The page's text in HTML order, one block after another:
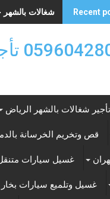
Recent شغالات بالشهر جده
تأجير العماله المنزليه بالساعه والشهر بالرياض
تأجير شغالات بالشهر الرياض
قص وتخريم الخرسانة
غسيل سيارات
غسيل وتلميع سيارات